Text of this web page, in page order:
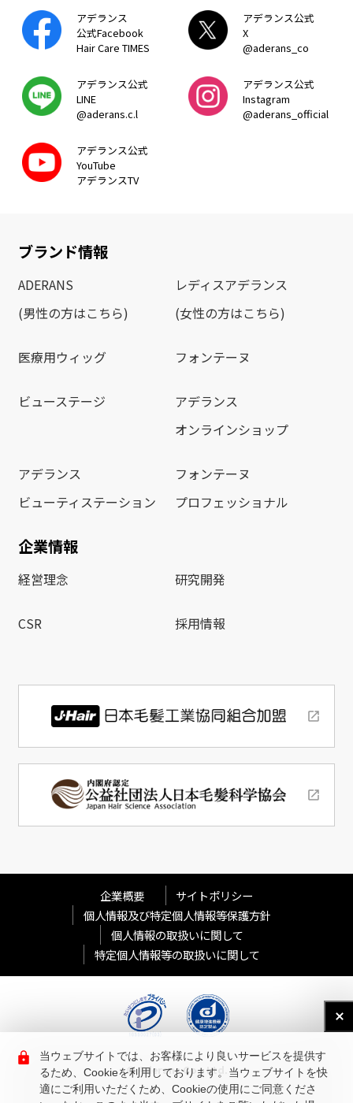
アデランス
公式Facebook
Hair Care TIMES
アデランス公式
X
@aderans_co
アデランス公式
LINE
@aderans.c.l
アデランス公式
Instagram
@aderans_official
アデランス公式
YouTube
アデランスTV
ブランド情報
ADERANS
(男性の方はこちら)
レディスアデランス
(女性の方はこちら)
医療用ウィッグ フォンテーヌ
ビューステージ
アデランス
オンラインショップ
アデランス
ビューティステーション
フォンテーヌ
プロフェッショナル
企業情報
経営理念 研究開発
CSR 採用情報
企業概要
サイトポリシー
個人情報及び特定個人情報等保護方針
個人情報の取扱いに関して
特定個人情報等の取扱いに関して
© Aderans Co., Ltd.
当ウェブサイトでは、お客様により良いサービスを提供す
るため、Cookieを利用しております。当ウェブサイトを快
適にご利用いただくため、Cookieの使用にご同意くださ